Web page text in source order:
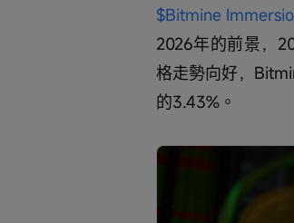
$Bitmine
2026年的前景，
格走勢向好，
的3.43%。